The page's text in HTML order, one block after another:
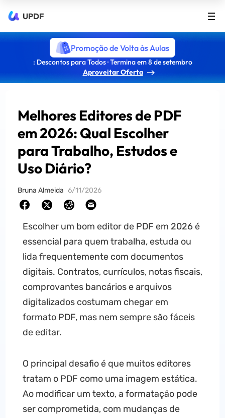
UPDF
Promoção de Volta às Aulas
: Descontos para Todos · Termina em 8 de setembro
Aproveitar Oferta
Melhores Editores de PDF
em 2026: Qual Escolher
para Trabalho, Estudos e
Uso Diário?
Bruna Almeida 6/11/2026
Escolher um bom editor de PDF em 2026 é
essencial para quem trabalha, estuda ou
lida frequentemente com documentos
digitais. Contratos, currículos, notas fiscais,
comprovantes bancários e arquivos
digitalizados costumam chegar em
formato PDF, mas nem sempre são fáceis
de editar.
O principal desafio é que muitos editores
tratam o PDF como uma imagem estática.
Ao modificar um texto, a formatação pode
ser comprometida, com mudanças de